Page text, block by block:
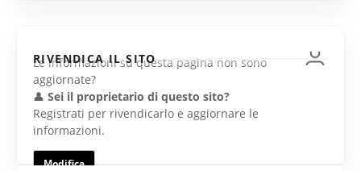
RIVENDICA IL SITO
Le informazioni su questa pagina non sono
aggiornate?
👤 Sei il proprietario di questo sito?
Registrati per rivendicarlo e aggiornare le
informazioni.
Modifica